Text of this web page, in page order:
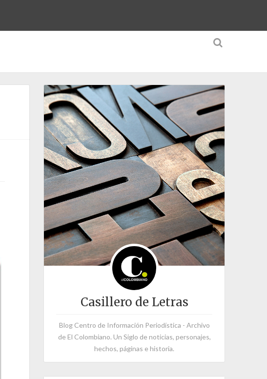
Casillero de Letras
Blog Centro de Información Periodística - Archivo
de El Colombiano. Un Siglo de noticias, personajes,
hechos, páginas e historia.